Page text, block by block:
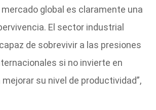
mercado global es claramente una
El sector industrial
de sobrevivir a las presiones
si no invierte en
su nivel de productividad”,